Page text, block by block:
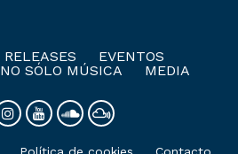
RELEASES
EVENTOS
NO SÓLO MÚSICA MEDIA